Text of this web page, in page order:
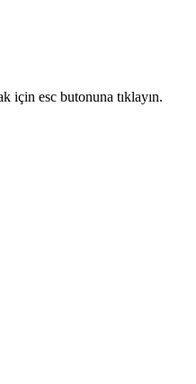
için esc butonuna tıklayın.